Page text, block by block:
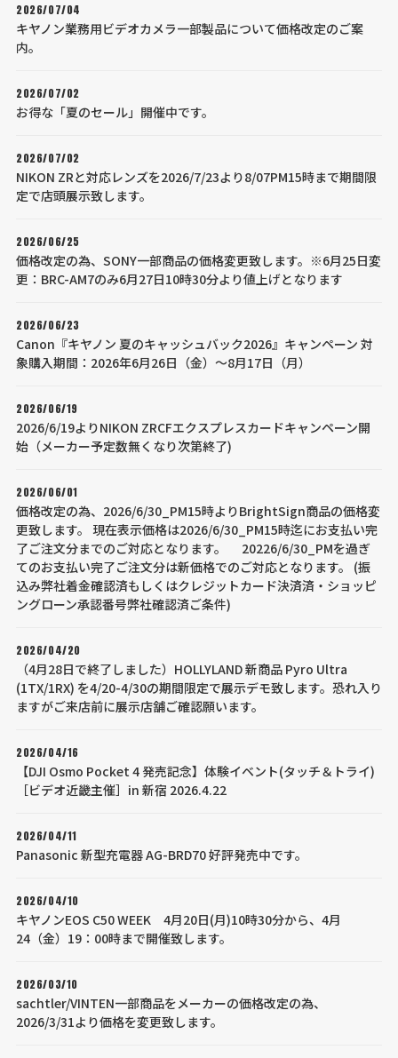
2026/07/04
キヤノン業務用ビデオカメラ一部製品について価格改定のご案
内。
2026/07/02
お得な「夏のセール」開催中です。
2026/07/02
NIKON ZRと対応レンズを2026/7/23より8/07PM15時まで期間限
定で店頭展示致します。
2026/06/25
価格改定の為、SONY一部商品の価格変更致します。※6月25日変
更：BRC-AM7のみ6月27日10時30分より値上げとなります
2026/06/23
Canon『キヤノン 夏のキャッシュバック2026』キャンペーン 対
象購入期間：2026年6月26日（金）～8月17日（月）
2026/06/19
2026/6/19よりNIKON ZRCFエクスプレスカードキャンペーン開
始（メーカー予定数無くなり次第終了)
2026/06/01
価格改定の為、2026/6/30_PM15時よりBrightSign商品の価格変
更致します。 現在表示価格は2026/6/30_PM15時迄にお支払い完
了ご注文分までのご対応となります。 20226/6/30_PMを過ぎ
てのお支払い完了ご注文分は新価格でのご対応となります。 (振
込み弊社着金確認済もしくはクレジットカード決済済・ショッピ
ングローン承認番号弊社確認済ご条件)
2026/04/20
（4月28日で終了しました）HOLLYLAND 新商品 Pyro Ultra
(1TX/1RX) を4/20-4/30の期間限定で展示デモ致します。恐れ入り
ますがご来店前に展示店舗ご確認願います。
2026/04/16
【DJI Osmo Pocket 4 発売記念】体験イベント(タッチ＆トライ)
［ビデオ近畿主催］in 新宿 2026.4.22
2026/04/11
Panasonic 新型充電器 AG-BRD70 好評発売中です。
2026/04/10
キヤノンEOS C50 WEEK 4月20日(月)10時30分から、4月
24（金）19：00時まで開催致します。
2026/03/10
sachtler/VINTEN一部商品をメーカーの価格改定の為、
2026/3/31より価格を変更致します。